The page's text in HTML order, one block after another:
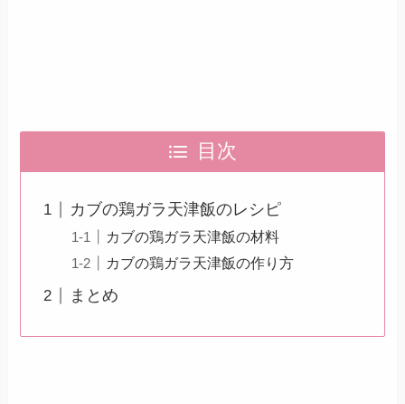
目次
カブの鶏ガラ天津飯のレシピ
カブの鶏ガラ天津飯の材料
カブの鶏ガラ天津飯の作り方
まとめ